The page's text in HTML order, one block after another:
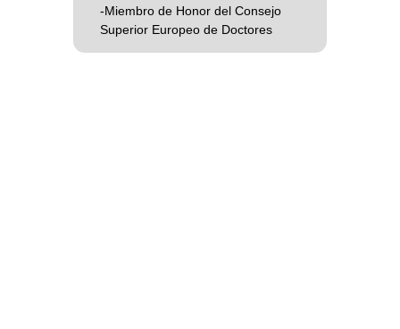
-Miembro de Honor del Consejo
Superior Europeo de Doctores